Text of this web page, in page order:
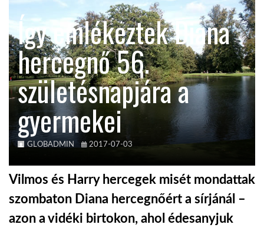
TROPICALMAGAZIN
GLOBOTV
AFRIKA TUDÁSTÁR
A NAP SZÉPE
LINKTR.EE
GLOBOZSARU
Így emlékeztek Diana
hercegnő 56.
születésnapjára a
gyermekei
GLOBADMIN 2017-07-03
Vilmos és Harry hercegek misét mondattak
szombaton Diana hercegnőért a sírjánál –
azon a vidéki birtokon, ahol édesanyjuk